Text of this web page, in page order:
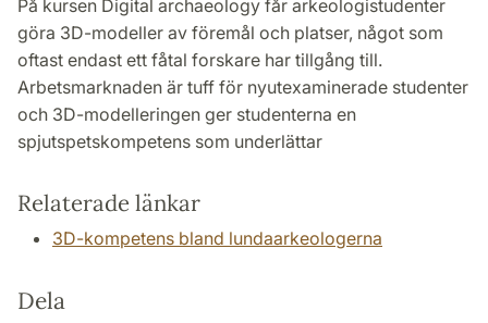
På kursen Digital archaeology får arkeologistudenter
göra 3D-modeller av föremål och platser, något som
oftast endast ett fåtal forskare har tillgång till.
Arbetsmarknaden är tuff för nyutexaminerade studenter
och 3D-modelleringen ger studenterna en
spjutspetskompetens som underlättar
Relaterade länkar
3D-kompetens bland lundaarkeologerna
Dela